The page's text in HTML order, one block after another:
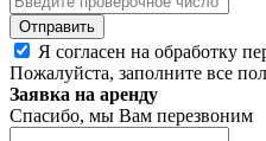
Я согласен на обработку
Пожалуйста, заполните все
Заявка на аренду
Спасибо, мы Вам перезвоним